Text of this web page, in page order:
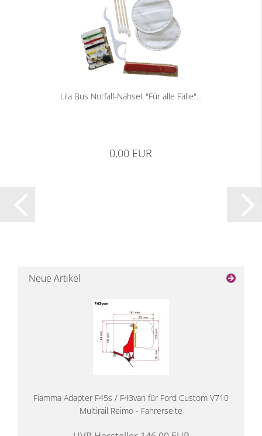
Lila Bus Notfall-Nähset "Für alle Fälle"...
0,00 EUR
Neue Artikel
Fiamma Adapter F45s / F43van für Ford Custom V710
Multirail Reimo - Fahrerseite